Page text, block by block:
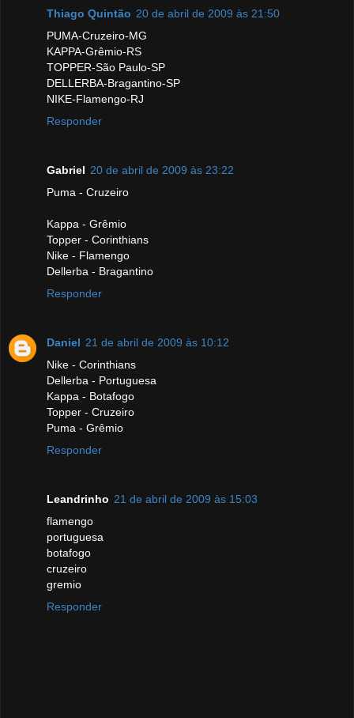
Thiago Quintão 20 de abril de 2009 às 21:50
PUMA-Cruzeiro-MG
KAPPA-Grêmio-RS
TOPPER-São Paulo-SP
DELLERBA-Bragantino-SP
NIKE-Flamengo-RJ
Responder
Gabriel 20 de abril de 2009 às 23:22
Puma - Cruzeiro
Kappa - Grêmio
Topper - Corinthians
Nike - Flamengo
Dellerba - Bragantino
Responder
Daniel 21 de abril de 2009 às 10:12
Nike - Corinthians
Dellerba - Portuguesa
Kappa - Botafogo
Topper - Cruzeiro
Puma - Grêmio
Responder
Leandrinho 21 de abril de 2009 às 15:03
flamengo
portuguesa
botafogo
cruzeiro
gremio
Responder